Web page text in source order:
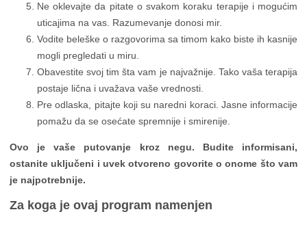
Ne oklevajte da pitate o svakom koraku terapije i mogućim
uticajima na vas. Razumevanje donosi mir.
Vodite beleške o razgovorima sa timom kako biste ih kasnije
mogli pregledati u miru.
Obavestite svoj tim šta vam je najvažnije. Tako vaša terapija
postaje lična i uvažava vaše vrednosti.
Pre odlaska, pitajte koji su naredni koraci. Jasne informacije
pomažu da se osećate spremnije i smirenije.
Ovo je vaše putovanje kroz negu. Budite informisani,
ostanite uključeni i uvek otvoreno govorite o onome što vam
je najpotrebnije.
Za koga je ovaj program namenjen